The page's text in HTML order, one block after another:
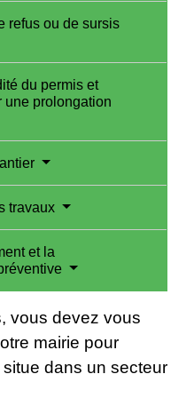
refus ou de sursis
du permis et
une prolongation
travaux
et la
vous devez vous
mairie pour
dans un secteur